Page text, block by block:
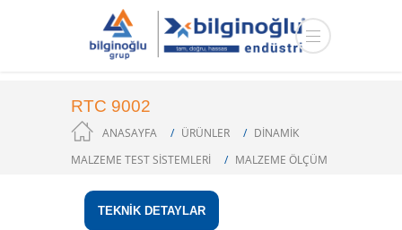
RTC 9002
ANASAYFA ÜRÜNLER
DİNAMİK
MALZEME TEST SİSTEMLERİ
MALZEME ÖLÇÜM
TEKNİK DETAYLAR